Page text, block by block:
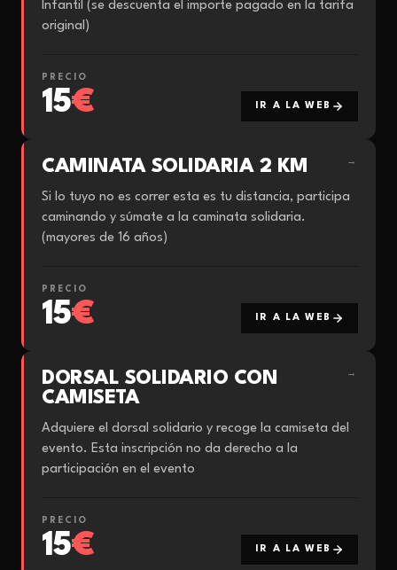
Infantil (se descuenta el importe pagado en la tarifa
original)
PRECIO
15€ IR A LA WEB
CAMINATA SOLIDARIA 2 KM →
Si lo tuyo no es correr esta es tu distancia, participa
caminando y súmate a la caminata solidaria.
(mayores de 16 años)
PRECIO
15€ IR A LA WEB
DORSAL SOLIDARIO CON
CAMISETA
→
Adquiere el dorsal solidario y recoge la camiseta del
evento. Esta inscripción no da derecho a la
participación en el evento
PRECIO
15€ IR A LA WEB